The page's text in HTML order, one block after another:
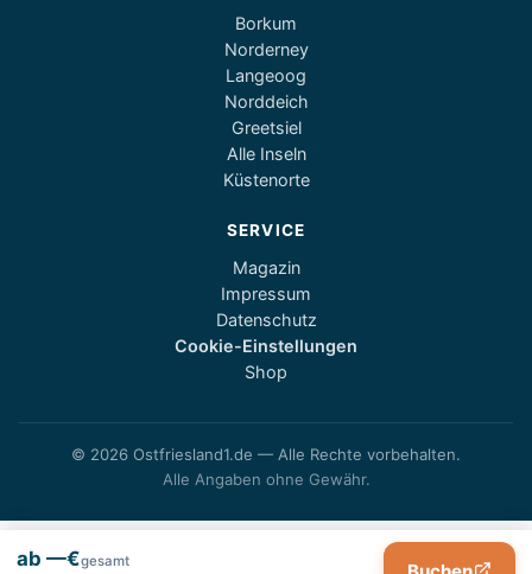
ab —€gesamt
Borkum
Norderney
Langeoog
Norddeich
Greetsiel
Alle Inseln
Küstenorte
SERVICE
Magazin
Impressum
Datenschutz
Cookie-Einstellungen
Shop
© 2026 Ostfriesland1.de — Alle Rechte vorbehalten.
Alle Angaben ohne Gewähr.